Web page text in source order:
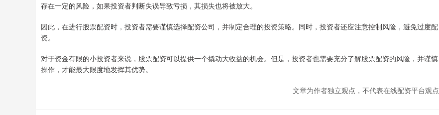
存在一定的风险，如果投资者判断失误导致亏损，其损失也将被放大。
因此，在进行股票配资时，投资者需要谨慎选择配资公司，并制定合理的投资策略。同时，投资者还应注意控制风险，避免过度配
资。
对于资金有限的小投资者来说，股票配资可以提供一个撬动大收益的机会。但是，投资者也需要充分了解股票配资的风险，并谨慎
操作，才能最大限度地发挥其优势。
文章为作者独立观点，不代表在线配资平台观点